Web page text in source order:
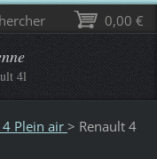
4l
4 Plein air> Renault 4
0,00 €